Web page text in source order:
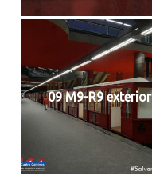
09 M9-R9 exterior